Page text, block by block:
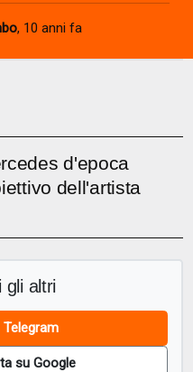
, 10 anni fa
d'epoca
dell'artista
gli altri
su Google